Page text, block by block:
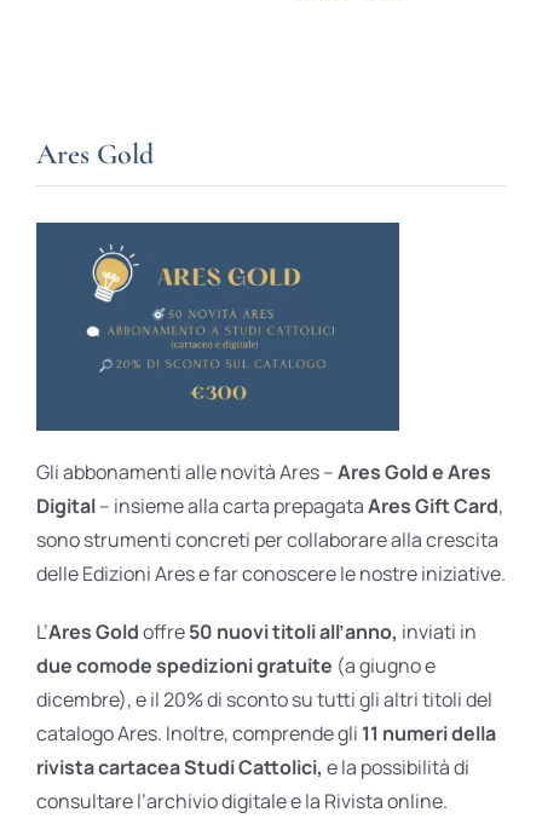
Ares Gold
Gli abbonamenti alle novità Ares –Ares Gold e Ares
Digital– insieme alla carta prepagataAres Gift Card,
sono strumenti concreti per collaborare alla crescita
delle Edizioni Ares e far conoscere le nostre iniziative.
L’Ares Goldoffre50 nuovi titoli all’anno, inviati in
due comode spedizioni gratuite (a giugno e
dicembre), e il 20% di sconto su tutti gli altri titoli del
catalogo Ares. Inoltre, comprende gli 11 numeri della
rivista cartacea Studi Cattolici, e la possibilità di
consultare l’archivio digitale e la Rivista online.